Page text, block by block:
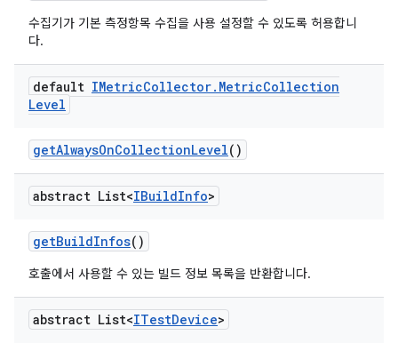
수집기가 기본 측정항목 수집을 사용 설정할 수 있도록 허용합니
다.
default IMetricCollector. MetricCollection
Level
getAlwaysOnCollectionLevel()
abstract List<IBuildInfo>
getBuildInfos()
호출에서 사용할 수 있는 빌드 정보 목록을 반환합니다.
abstract List<ITestDevice>